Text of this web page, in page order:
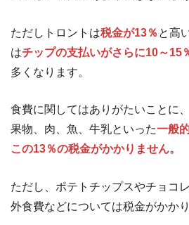
ただしトロントは税金が13％ と高
はチップの支払いがさらに10～15
多くなります。
食費に関してはありがたいことに
果物、肉、魚、牛乳といった一般
この13％の税金がかかりません。
ただし、ポテトチップスやチョコ
外食費などについては税金がかかり